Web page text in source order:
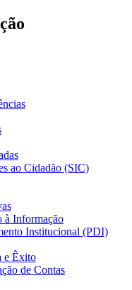
ao Cidadão (SIC)
à Informação
Institucional (PDI)
e Êxito
de Contas